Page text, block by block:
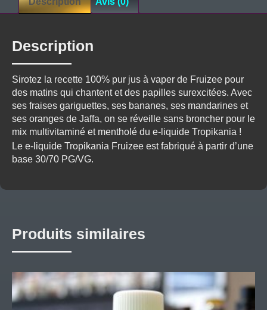
Description
Sirotez la recette 100% pur jus à vaper de Fruizee pour
des matins qui chantent et des papilles surexcitées. Avec
ses fraises gariguettes, ses bananes, ses mandarines et
ses oranges de Jaffa, on se réveille sans broncher pour le
mix multivitaminé et mentholé du e-liquide Tropikania !
Le e-liquide Tropikania Fruizee est fabriqué à partir d’une
base 30/70 PG/VG.
Produits similaires